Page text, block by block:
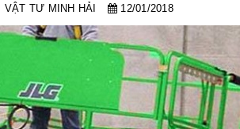
TƯ MINH HẢI 12/01/2018